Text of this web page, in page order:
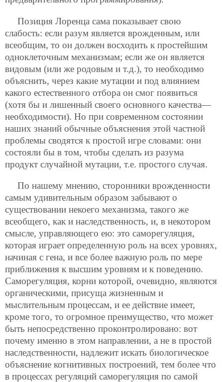
Позиция Лоренца сама показывает свою
слабость: если разум является врожденным, или
всеобщим, то он должен восходить к простейшим
одноклеточным механизмам; если же он является
видовым (или же родовым и т.д.), то необходимо
объяснить, через какие мутации и под влиянием
какого естественного отбора он смог появиться
(хотя бы и лишенный своего основного качества—
необходимости). Но при современном состоянии
наших знаний обычные объяснения этой частной
проблемы сводятся к простой игре словами: они
состояли бы в том, чтобы сделать из разума
продукт случайной мутации, т.е. простого случая.
По нашему мнению, сторонники врожденности
самым удивительным образом забывают о
существовании некоего механизма, такого же
всеобщего, как и наследственность, и, в некотором
смысле, управляющего ею: это саморегуляция,
которая играет определенную роль на всех уровнях,
начиная с гена, и все более важную роль по мере
приближения к высшим уровням и к поведению.
Саморегуляция, корни которой, очевидно, являются
органическими, присуща жизненным и
мыслительным процессам, и ее действие имеет,
кроме того, то огромное преимущество, что может
быть непосредственно проконтролировано: вот
почему именно в этом направлении, а не в простой
наследственности, надлежит искать биологическое
объяснение когнитивных построений, тем более что
в процессах регуляций саморегуляция по самой